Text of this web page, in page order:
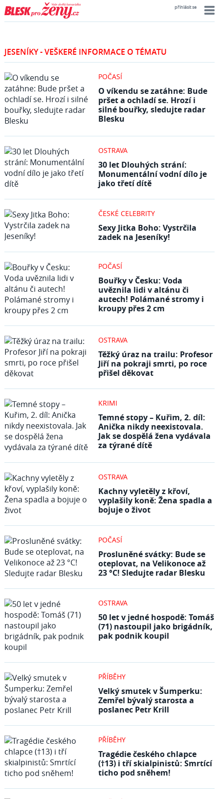
přihlásit se
JESENÍKY - VEŠKERÉ INFORMACE O TÉMATU
POČASÍ
O víkendu se zatáhne: Bude
pršet a ochladí se. Hrozí i
silné bouřky, sledujte radar
Blesku
OSTRAVA
30 let Dlouhých strání:
Monumentální vodní dílo je
jako třetí dítě
ČESKÉ CELEBRITY
Sexy Jitka Boho: Vystrčila
zadek na Jeseníky!
POČASÍ
Bouřky v Česku: Voda
uvěznila lidi v altánu či
autech! Polámané stromy i
kroupy přes 2 cm
OSTRAVA
Těžký úraz na trailu: Profesor
Jiří na pokraji smrti, po roce
přišel děkovat
KRIMI
Temné stopy – Kuřim, 2. díl:
Anička nikdy neexistovala.
Jak se dospělá žena vydávala
za týrané dítě
OSTRAVA
Kachny vyletěly z křoví,
vyplašily koně: Žena spadla a
bojuje o život
POČASÍ
Prosluněné svátky: Bude se
oteplovat, na Velikonoce až
23 °C! Sledujte radar Blesku
OSTRAVA
50 let v jedné hospodě: Tomáš
(71) nastoupil jako brigádník,
pak podnik koupil
PŘÍBĚHY
Velký smutek v Šumperku:
Zemřel bývalý starosta a
poslanec Petr Krill
PŘÍBĚHY
Tragédie českého chlapce
(†13) i tří skialpinistů: Smrtící
ticho pod sněhem!